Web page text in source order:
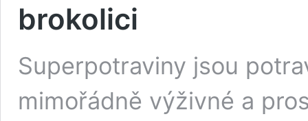
brokolici
Superpotraviny jsou
mimořádně výživné a